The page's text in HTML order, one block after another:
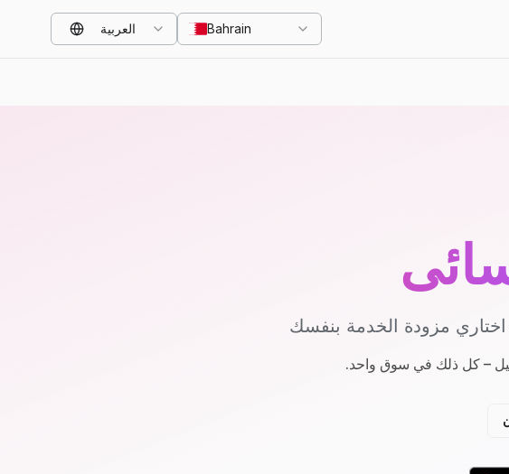
Bahrain العربية
مزودة الخدمة بنفسك
– كل ذلك في سوق واحد.